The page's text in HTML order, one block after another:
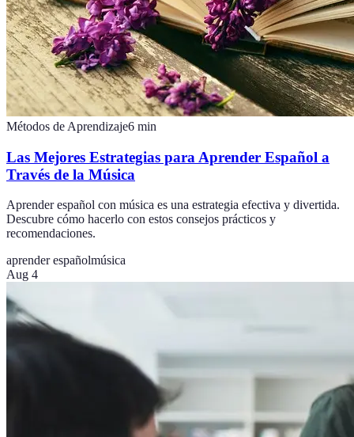
Métodos de Aprendizaje6 min
Las Mejores Estrategias para Aprender Español a
Través de la Música
Aprender español con música es una estrategia efectiva y divertida.
Descubre cómo hacerlo con estos consejos prácticos y
recomendaciones.
aprender españolmúsica
Aug 4